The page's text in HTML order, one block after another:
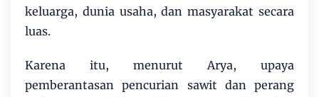
keluarga, dunia usaha, dan masyarakat secara
luas.
Karena itu, menurut Arya, upaya
pemberantasan pencurian sawit dan perang